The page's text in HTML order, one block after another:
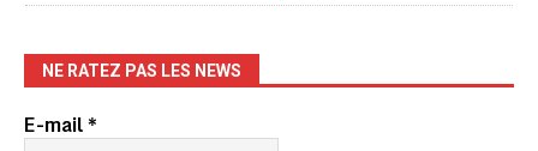
NE RATEZ PAS LES NEWS
E-mail*